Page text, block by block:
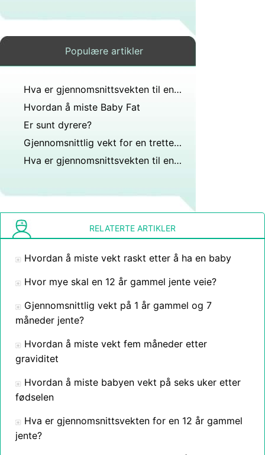
Populære artikler
Hva er gjennomsnittsvekten til en 54 tommers gutt?
Hvordan å miste Baby Fat
Er sunt dyrere?
Gjennomsnittlig vekt for en tretten år gammel jente?
Hva er gjennomsnittsvekten til en 4 år gammel gutt som er 44 tommer høy?
RELATERTE ARTIKLER
Hvordan å miste vekt raskt etter å ha en baby
Hvor mye skal en 12 år gammel jente veie?
Gjennomsnittlig vekt på 1 år gammel og 7
måneder jente?
Hvordan å miste vekt fem måneder etter
graviditet
Hvordan å miste babyen vekt på seks uker etter
fødselen
Hva er gjennomsnittsvekten for en 12 år gammel
jente?